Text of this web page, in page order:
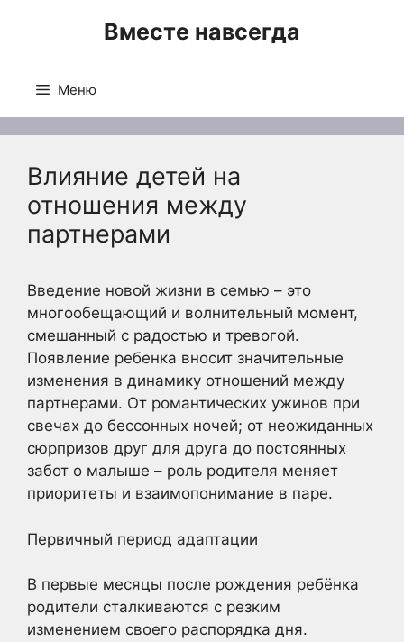
Вместе навсегда
Меню
Влияние детей на
отношения между
партнерами
Введение новой жизни в семью – это
многообещающий и волнительный момент,
смешанный с радостью и тревогой.
Появление ребенка вносит значительные
изменения в динамику отношений между
партнерами. От романтических ужинов при
свечах до бессонных ночей; от неожиданных
сюрпризов друг для друга до постоянных
забот о малыше – роль родителя меняет
приоритеты и взаимопонимание в паре.
Первичный период адаптации
В первые месяцы после рождения ребёнка
родители сталкиваются с резким
изменением своего распорядка дня.